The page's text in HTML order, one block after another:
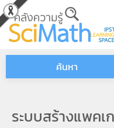
Skip to main content
ค้นหา
ระบบสร้างแพคเ